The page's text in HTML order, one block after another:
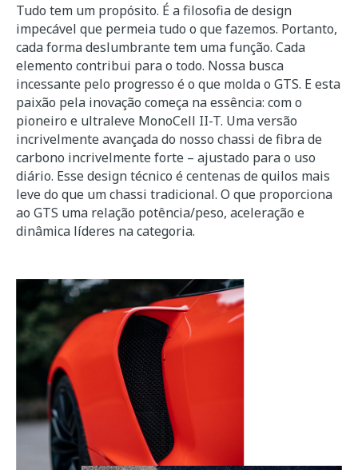
Tudo tem um propósito. É a filosofia de design
impecável que permeia tudo o que fazemos. Portanto,
cada forma deslumbrante tem uma função. Cada
elemento contribui para o todo. Nossa busca
incessante pelo progresso é o que molda o GTS. E esta
paixão pela inovação começa na essência: com o
pioneiro e ultraleve MonoCell II-T. Uma versão
incrivelmente avançada do nosso chassi de fibra de
carbono incrivelmente forte – ajustado para o uso
diário. Esse design técnico é centenas de quilos mais
leve do que um chassi tradicional. O que proporciona
ao GTS uma relação potência/peso, aceleração e
dinâmica líderes na categoria.